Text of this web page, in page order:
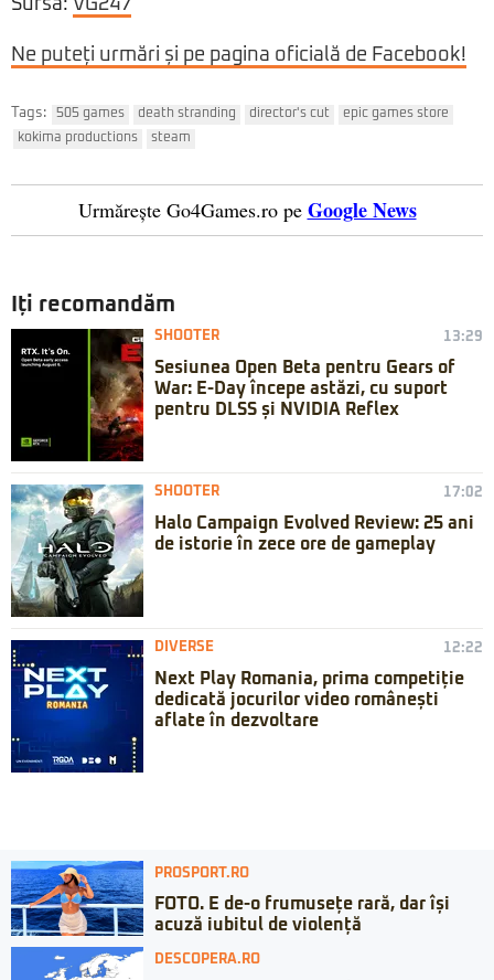
Sursa: VG247
Ne puteți urmări și pe pagina oficială de Facebook!
Tags: 505 games death stranding director's cut
epic games store
kokima productions
steam
Urmărește Go4Games.ro pe Google News
Iți recomandăm
SHOOTER 13:29
Sesiunea Open Beta pentru Gears of
War: E-Day începe astăzi, cu suport
pentru DLSS și NVIDIA Reflex
SHOOTER 17:02
Halo Campaign Evolved Review: 25 ani
de istorie în zece ore de gameplay
DIVERSE 12:22
Next Play Romania, prima competiție
dedicată jocurilor video românești
aflate în dezvoltare
PROSPORT.RO
FOTO. E de-o frumusețe rară, dar își
acuză iubitul de violență
DESCOPERA.RO